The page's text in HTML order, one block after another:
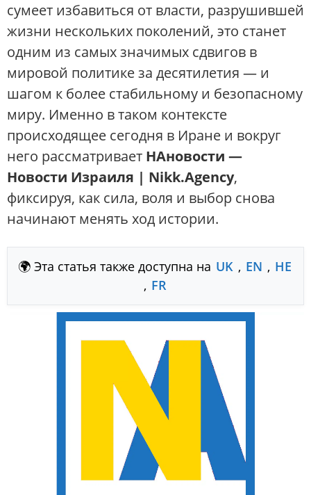
сумеет избавиться от власти, разрушившей
жизни нескольких поколений, это станет
одним из самых значимых сдвигов в
мировой политике за десятилетия — и
шагом к более стабильному и безопасному
миру. Именно в таком контексте
происходящее сегодня в Иране и вокруг
него рассматривает НАновости —
Новости Израиля | Nikk.Agency,
фиксируя, как сила, воля и выбор снова
начинают менять ход истории.
🌍 Эта статья также доступна на UK , EN , HE
, FR